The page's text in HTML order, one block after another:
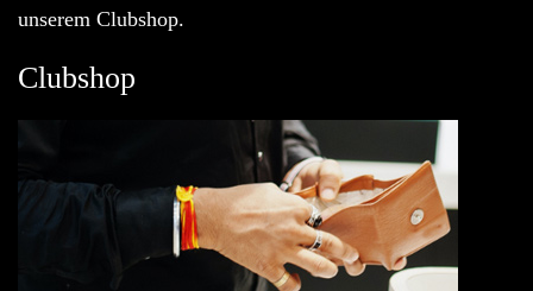
unserem Clubshop.
Clubshop